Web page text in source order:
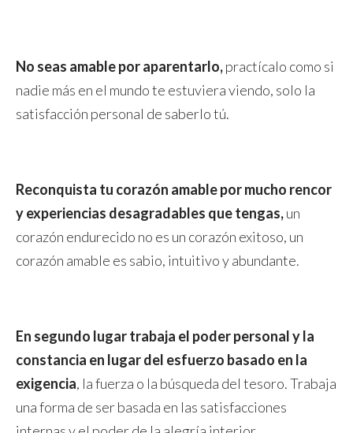
No seas amable por aparentarlo,practícalo como si
nadie más en el mundo te estuviera viendo, solo la
satisfacción personal de saberlo tú.
Reconquista tu corazón amable por mucho rencor
y experiencias desagradables que tengas,un
corazón endurecido no es un corazón exitoso, un
corazón amable es sabio, intuitivo y abundante.
En segundo lugar trabaja el poder personal y la
constancia en lugar del esfuerzo basado en la
exigencia, la fuerza o la búsqueda del tesoro. Trabaja
una forma de ser basada en las satisfacciones